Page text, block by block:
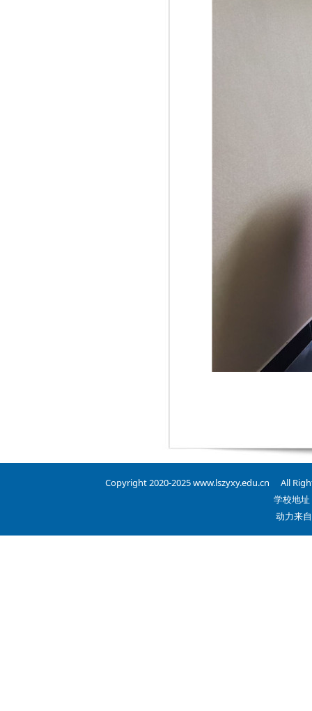
Copyright 2020-2025 www.lszyxy.edu.cn All
学校地
动力来